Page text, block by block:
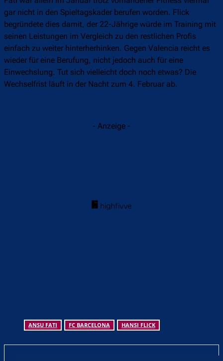
gar nicht in den Spieltagskader berufen worden. Flick
begründete dies damit, der 22-Jährige würde im Training mit
seinen Leistungen im Vergleich zu den restlichen Profis
einfach zu weiter hinterherhinken. Gegen Valencia reicht es
wieder für eine Berufung, nicht jedoch auch für eine
Einwechslung. Tut sich vielleicht doch noch etwas? Die
Wechselfrist läuft in der Nacht zum 4. Februar ab.
- Anzeige -
ANSU FATI FC BARCELONA HANSI FLICK